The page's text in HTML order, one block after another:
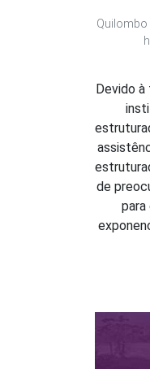
Quilombo
Devido
de
para